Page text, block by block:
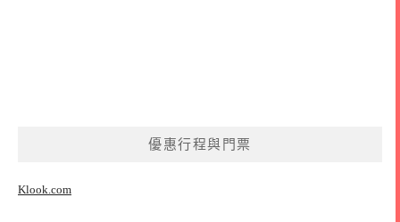
優惠行程與門票
Klook.com